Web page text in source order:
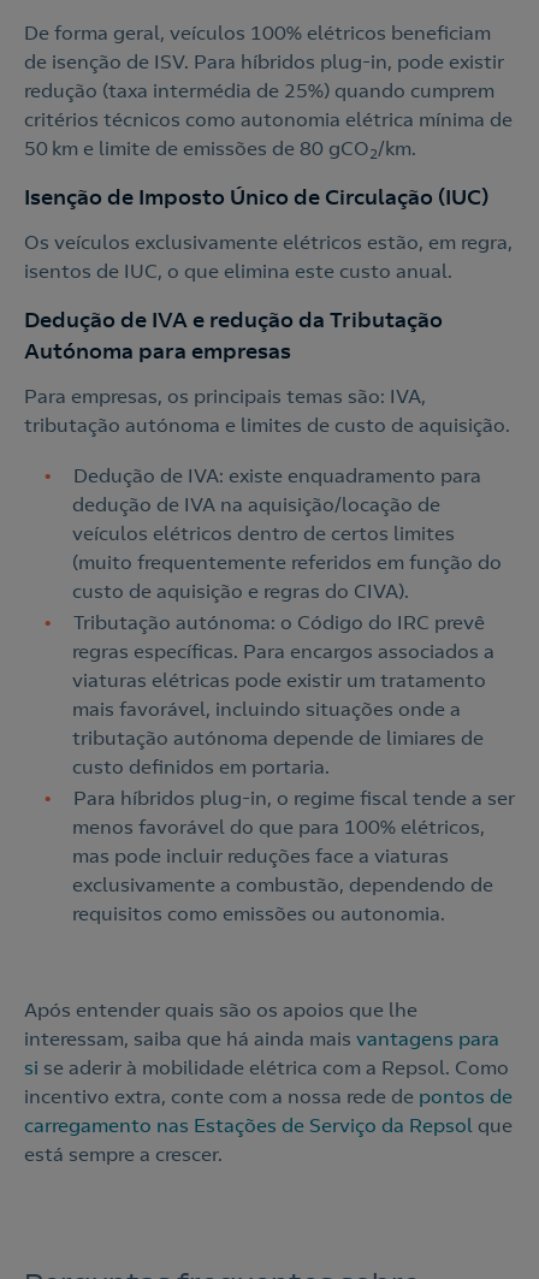
Contacte-nos
Contacte-nos para novas contratações
Acepto lapolítica de protección de datos.
Nós ligamos!
De forma geral, veículos 100% elétricos beneficiam
de isenção de ISV. Para híbridos plug-in, pode existir
redução (taxa intermédia de 25%) quando cumprem
critérios técnicos como autonomia elétrica mínima de
50 km e limite de emissões de 80 gCO2/km.
Isenção de Imposto Único de Circulação (IUC)
Os veículos exclusivamente elétricos estão, em regra,
isentos de IUC, o que elimina este custo anual.
Dedução de IVA e redução da Tributação
Autónoma para empresas
Para empresas, os principais temas são: IVA,
tributação autónoma e limites de custo de aquisição.
Dedução de IVA: existe enquadramento para
dedução de IVA na aquisição/locação de
veículos elétricos dentro de certos limites
(muito frequentemente referidos em função do
custo de aquisição e regras do CIVA).
Tributação autónoma: o Código do IRC prevê
regras específicas. Para encargos associados a
viaturas elétricas pode existir um tratamento
mais favorável, incluindo situações onde a
tributação autónoma depende de limiares de
custo definidos em portaria.
Para híbridos plug-in, o regime fiscal tende a ser
menos favorável do que para 100% elétricos,
mas pode incluir reduções face a viaturas
exclusivamente a combustão, dependendo de
requisitos como emissões ou autonomia.
Após entender quais são os apoios que lhe
interessam, saiba que há ainda mais vantagens para
si se aderir à mobilidade elétrica com a Repsol. Como
incentivo extra, conte com a nossa rede de pontos de
carregamento nas Estações de Serviço da Repsol que
está sempre a crescer.